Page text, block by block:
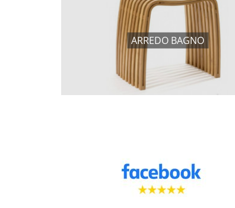
ARREDO BAGNO